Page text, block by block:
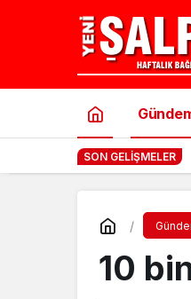
SON GELIŞMELER
10